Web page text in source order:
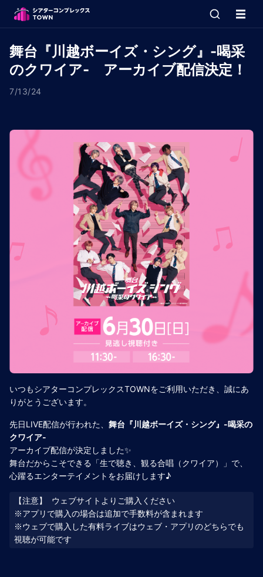
舞台『川越ボーイズ・シング』-喝采
のクワイア- アーカイブ配信決定！
7/13/24
いつもシアターコンプレックスTOWNをご利用いただき、誠にあ
りがとうございます。
先日LIVE配信が行われた、 舞台『川越ボーイズ・シング』-喝采の
クワイア-
アーカイブ配信が決定しました✨
舞台だからこそできる「生で聴き、観る合唱（クワイア）」で、
心躍るエンターテイメントをお届けします♪
【注意】 ウェブサイトよりご購入ください
※アプリで購入の場合は追加で手数料が含まれます
※ウェブで購入した有料ライブはウェブ・アプリのどちらでも